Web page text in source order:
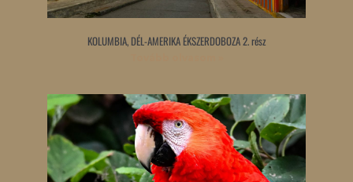
KOLUMBIA, DÉL-AMERIKA ÉKSZERDOBOZA 2. rész